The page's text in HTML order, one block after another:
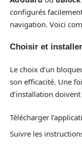
configurés
navigation. Voici
Choisir et
Le choix d’un
son efficacité. Une
d’installation
Télécharger
Suivre les